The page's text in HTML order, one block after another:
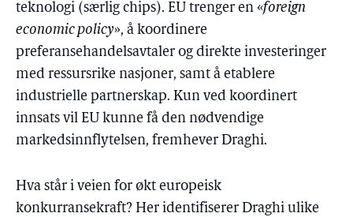
teknologi (særlig chips). EU trenger en «foreign
economic policy», å koordinere
preferansehandelsavtaler og direkte investeringer
med ressursrike nasjoner, samt å etablere
industrielle partnerskap. Kun ved koordinert
innsats vil EU kunne få den nødvendige
markedsinnflytelsen, fremhever Draghi.
Hva står i veien for økt europeisk
konkurransekraft? Her identifiserer Draghi ulike